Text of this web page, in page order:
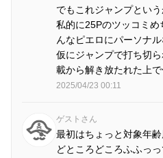
でもこれジャンプという
私的に25Pのツッコミ
んなピエロにパーソナ
仮にジャンプで打ち切
載から解き放たれた上
2025/04/23 00:11
ゲストさん
最初はちょっと対象年
どところどころふふっ